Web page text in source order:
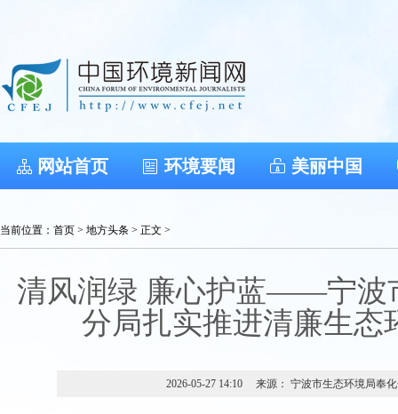
网站首页 环境要闻 美丽中国
当前位置： 首页 > 地方头条 > 正文 >
清风润绿 廉心护蓝——宁波
分局扎实推进清廉生态
2026-05-27 14:10 来源： 宁波市生态环境局奉